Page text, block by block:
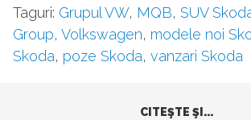
Taguri: Grupul VW, MQB, SUV
Group, Volkswagen, modele noi
Skoda, poze Skoda, vanzari Skoda
CITEŞTE ŞI...